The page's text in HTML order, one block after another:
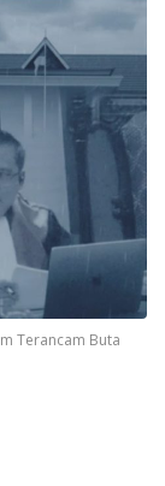
Terancam Buta